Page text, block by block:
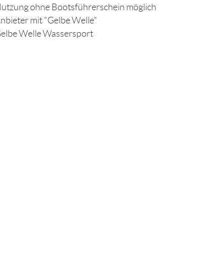
ohne Bootsführerschein möglich
mit "Gelbe Welle"
Welle Wassersport